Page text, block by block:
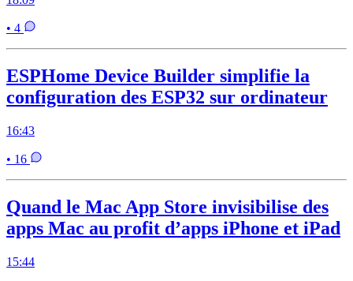
• 4
ESPHome Device Builder simplifie la
configuration des ESP32 sur ordinateur
16:43
• 16
Quand le Mac App Store invisibilise des
apps Mac au profit d’apps iPhone et iPad
15:44